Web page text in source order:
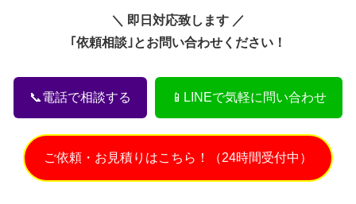
＼ 即日対応致します ／
｢依頼相談｣とお問い合わせください！
📞電話で相談する 📱LINEで気軽に問い合わせ
ご依頼・お見積りはこちら！（24時間受付中）